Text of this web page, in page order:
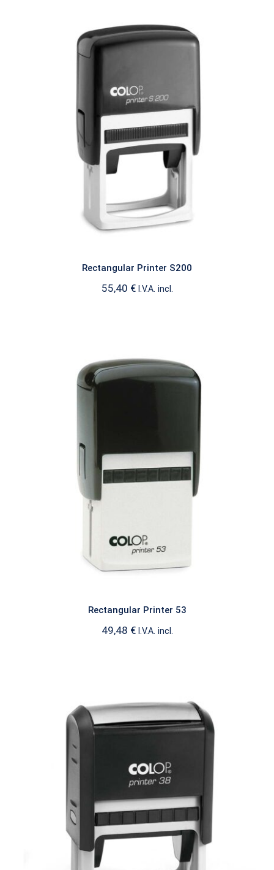
Rectangular Printer S200
PRINTER RECTANGULAR
Rectangular Printer S200
55,40 € I.V.A. incl.
Rectangular Printer 53
PRINTER RECTANGULAR
Rectangular Printer 53
49,48 € I.V.A. incl.
Rectangular Printer 38
PRINTER RECTANGULAR